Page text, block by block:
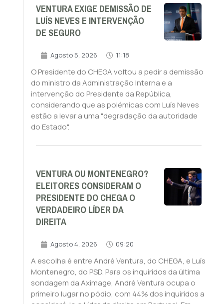
VENTURA EXIGE DEMISSÃO DE
LUÍS NEVES E INTERVENÇÃO
DE SEGURO
Agosto 5, 2026 11:18
O Presidente do CHEGA voltou a pedir a demissão
do ministro da Administração Interna e a
intervenção do Presidente da República,
considerando que as polémicas com Luís Neves
estão a levar a uma "degradação da autoridade
do Estado".
VENTURA OU MONTENEGRO?
ELEITORES CONSIDERAM O
PRESIDENTE DO CHEGA O
VERDADEIRO LÍDER DA
DIREITA
Agosto 4, 2026 09:20
A escolha é entre André Ventura, do CHEGA, e Luís
Montenegro, do PSD. Para os inquiridos da última
sondagem da Aximage, André Ventura ocupa o
primeiro lugar no pódio, com 44% dos inquiridos a